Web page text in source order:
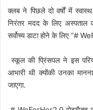
क्लब ने पिछले दो वर्षों में
निरंतर मदद के लिए अस्पताल
सर्वोच्य डाटा होने के लिए “#
स्कूल की प्रिंसपल ने इस
आभारी थी क्योंकी उनका
जाएगा.